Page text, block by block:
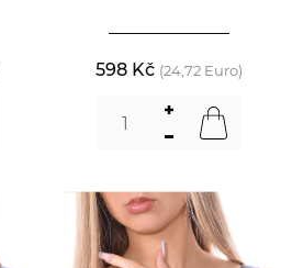
598 Kč (24,72 Euro)